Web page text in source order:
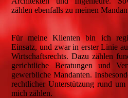
zählen ebenfalls zu meinen
Für meine Klienten bin ich
Einsatz, und zwar in erster Linie
Wirtschaftsrechts. Dazu zählen
gerichtliche Beratungen und
gewerbliche Mandanten.
rechtlicher Unterstützung rund
mich zählen.